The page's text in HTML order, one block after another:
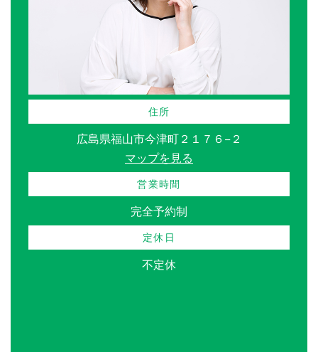
住所
広島県福山市今津町２１７６−２
マップを見る
営業時間
完全予約制
定休日
不定休